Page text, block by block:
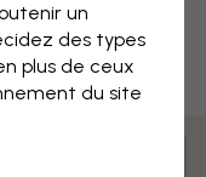
un
des types
plus de ceux
du site